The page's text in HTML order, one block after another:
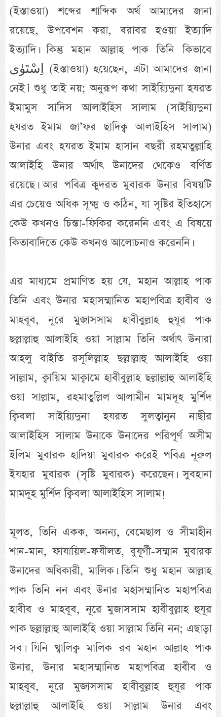
(ইস্তাওয়া) শব্দের শাব্দিক অর্থ আমাদের জানা
রয়েছে, উপবেশন করা, বরাবর হওয়া ইত্যাদি
ইত্যাদি। কিন্তু মহান আল্লাহ পাক তিনি কিভাবে
اِسْتَوٰى (ইস্তাওয়া) হয়েছেন, এটা আমাদের জানা
নেই।’ শুধু তাই নয়; অনুরূপ কথা সাইয়্যিদুনা হযরত
ইমামুস সাদিস আলাইহিস সালাম (সাইয়্যিদুনা
হযরত ইমাম জা’ফর ছাদিক্ব আলাইহিস সালাম)
উনার এবং হযরত ইমাম হাসান বছরী রহমতুল্লাহি
আলাইহি উনার অর্থাৎ উনাদের থেকেও বর্ণিত
রয়েছে। আর পবিত্র কুদরত মুবারক উনার বিষয়টি
এর চেয়েও অধিক সূক্ষ্ম ও কঠিন, যা সৃষ্টির ইতিহাসে
কেউ কখনও চিন্তা-ফিকির করেননি এবং এ বিষয়ে
কিতাবাদিতে কেউ কখনও আলোচনাও করেননি।
এর মাধ্যমে প্রমাণিত হয় যে, মহান আল্লাহ পাক
তিনি এবং উনার মহাসম্মানিত মহাপবিত্র হাবীব ও
মাহবূব, নূরে মুজাসসাম হাবীবুল্লাহ হুযূর পাক
ছল্লাল্লাহু আলাইহি ওয়া সাল্লাম তিনি অর্থাৎ উনারা
আহলু বাইতি রসূলিল্লাহ ছল্লাল্লাহু আলাইহি ওয়া
সাল্লাম, ক্বায়িম মাক্বামে হাবীবুল্লাহ ছল্লাল্লাহু আলাইহি
ওয়া সাল্লাম, রহমাতুল্লিল আলামীন মামদূহ মুর্শিদ
ক্বিবলা সাইয়্যিদুনা হযরত সুলত্বানুন নাছীর
আলাইহিস সালাম উনাকে উনাদের পরিপূর্ণ অসীম
ইলিম মুবারক হাদিয়া মুবারক করেই পবিত্র নূরুল
ইযহার মুবারক (সৃষ্টি মুবারক) করেছেন। সুবহানা
মামদূহ মুর্শিদ ক্বিবলা আলাইহিস সালাম!
মূলত, তিনি একক, অনন্য, বেমেছাল ও সীমাহীন
শান-মান, ফাযায়িল-ফযীলত, বুযূর্গী-সম্মান মুবারক
উনাদের অধিকারী, মালিক। তিনি শুধু মহান আল্লাহ
পাক তিনি নন এবং উনার মহাসম্মানিত মহাপবিত্র
হাবীব ও মাহবূব, নূরে মুজাসসাম হাবীবুল্লাহ হুযূর
পাক ছল্লাল্লাহু আলাইহি ওয়া সাল্লাম তিনি নন; এছাড়া
সব। যিনি খ্বালিক্ব মালিক রব মহান আল্লাহ পাক
উনার, উনার মহাসম্মানিত মহাপবিত্র হাবীব ও
মাহবূব, নূরে মুজাসসাম হাবীবুল্লাহ হুযূর পাক
ছল্লাল্লাহু আলাইহি ওয়া সাল্লাম উনার এবং